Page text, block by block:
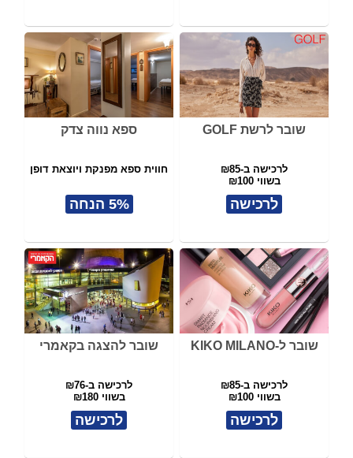
שובר לרשת GOLF
לרכישה ב-₪85
בשווי ₪100
לרכישה
ספא נווה צדק
חווית ספא מפנקת ויוצאת דופן
5% הנחה
שובר ל-KIKO MILANO
לרכישה ב-₪85
בשווי ₪100
לרכישה
שובר להצגה בקאמרי
לרכישה ב-₪76
בשווי ₪180
לרכישה